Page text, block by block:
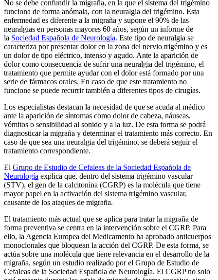
No se debe confundir la migraña, en la que el sistema del trigémino
funciona de forma anómala, con la neuralgia del trigémino. Esta
enfermedad es diferente a la migraña y supone el 90% de las
neuralgias en personas mayores 60 años, según un informe de
la Sociedad Española de Neurología. Este tipo de neuralgia se
caracteriza por presentar dolor en la zona del nervio trigémino y es
un dolor de tipo eléctrico, intenso y agudo. Ante la aparición de
dolor como consecuencia de sufrir una neuralgia del trigémino, el
tratamiento que permite ayudar con el dolor está formado por una
serie de fármacos orales. En caso de que este tratamiento no
funcione se puede recurrir también a diferentes tipos de cirugías.
Los especialistas destacan la necesidad de que se acuda al médico
ante la aparición de síntomas como dolor de cabeza, náuseas,
vómitos o sensibilidad al sonido y a la luz. De esta forma se podrá
diagnosticar la migraña y determinar el tratamiento más correcto. En
caso de que sea una neuralgia del trigémino, se deberá seguir el
tratamiento correspondiente.
El Grupo de Estudio de Cefaleas de la Sociedad Española de
Neurología explica que, dentro del sistema trigémino vascular
(STV), el gen de la calcitonina (CGRP) es la molécula que tiene
mayor papel en la activación del sistema trigémino vascular,
causante de los ataques de migraña.
El tratamiento más actual que se aplica para tratar la migraña de
forma preventiva se centra en la intervención sobre el CGRP. Para
ello, la Agencia Europea del Medicamento ha aprobado anticuerpos
monoclonales que bloquean la acción del CGRP. De esta forma, se
actúa sobre una molécula que tiene relevancia en el desarrollo de la
migraña, según un estudio realizado por el Grupo de Estudio de
Cefaleas de la Sociedad Española de Neurología. El CGRP no solo